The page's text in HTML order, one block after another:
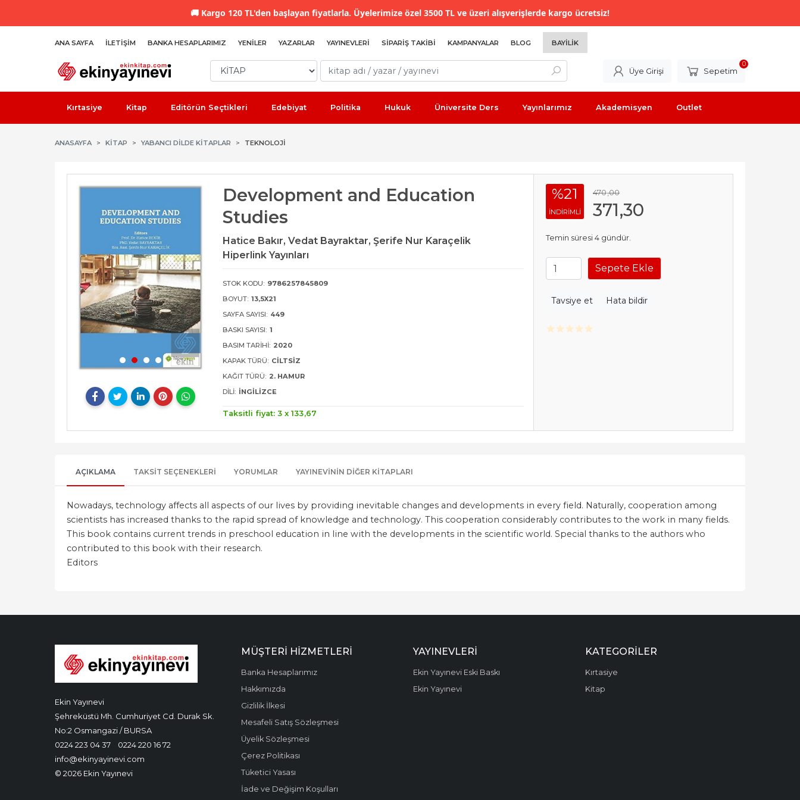
🚚 Kargo 120 TL'den başlayan fiyatlarla. Üyelerimize özel 3500 TL ve üzeri alışverişlerde kargo ücretsiz!
ANA SAYFA İLETIŞIM BANKA HESAPLARIMIZ YENILER YAZARLAR YAYINEVLERI SIPARIŞ TAKIBI KAMPANYALAR BLOG BAYILIK
Üye Girişi Sepetim
0
Kırtasiye Kitap Editörün Seçtikleri Edebiyat Politika Hukuk Üniversite Ders Yayınlarımız Akademisyen Outlet
ANASAYFA KİTAP YABANCI DILDE KITAPLAR TEKNOLOJI
Development and Education
Studies
Hatice Bakır,Vedat Bayraktar,Şerife Nur Karaçelik
Hiperlink Yayınları
STOK KODU: 9786257845809
BOYUT: 13,5X21
SAYFA SAYISI: 449
BASKI SAYISI: 1
BASIM TARIHI: 2020
KAPAK TÜRÜ: CILTSIZ
KAĞIT TÜRÜ: 2. HAMUR
DILI: İNGILIZCE
Taksitli fiyat: 3 x133,67
%21
INDIRIMLI
470,00
371,30
Temin süresi 4 gündür.
Sepete Ekle
Tavsiye et Hata bildir
AÇIKLAMA TAKSIT SEÇENEKLERI YORUMLAR YAYINEVININ DIĞER KITAPLARI
Nowadays, technology affects all aspects of our lives by providing inevitable changes and developments in every field. Naturally, cooperation among
scientists has increased thanks to the rapid spread of knowledge and technology. This cooperation considerably contributes to the work in many fields.
This book contains current trends in preschool education in line with the developments in the scientific world. Special thanks to the authors who
contributed to this book with their research.
Editors
Ekin Yayınevi
Şehreküstü Mh. Cumhuriyet Cd. Durak Sk.
No:2 Osmangazi / BURSA
0224 223 04 37
0224 220 16 72
info@ekinyayinevi.com
© 2026 Ekin Yayınevi
MÜŞTERI HIZMETLERI
Banka Hesaplarımız
Hakkımızda
Gizlilik İlkesi
Mesafeli Satış Sözleşmesi
Üyelik Sözleşmesi
Çerez Politikası
Tüketici Yasası
İade ve Değişim Koşulları
YAYINEVLERI
Ekin Yayınevi Eski Baskı
Ekin Yayınevi
KATEGORILER
Kırtasiye
Kitap